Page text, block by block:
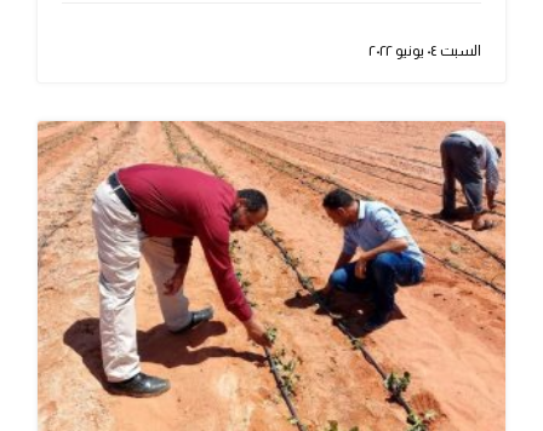
السبت ٠٤ يونيو ٢٠٢٢